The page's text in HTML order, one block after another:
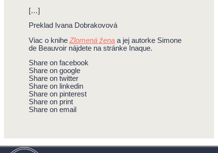
[…]
Preklad Ivana Dobrakovová
Viac o knihe Zlomená žena a jej autorke Simone
de Beauvoir nájdete na stránke Inaque.
Share on facebook
Share on google
Share on twitter
Share on linkedin
Share on pinterest
Share on print
Share on email